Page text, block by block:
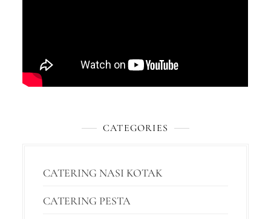
CATEGORIES
CATERING NASI KOTAK
CATERING PESTA